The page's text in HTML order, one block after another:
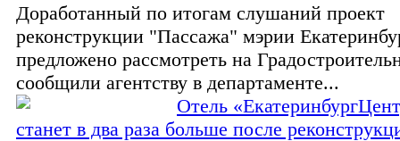
Доработанный по итогам слушаний проект
реконструкции "Пассажа" мэрии
предложено рассмотреть на
сообщили агентству в департаменте...
Отель
станет в два раза больше после